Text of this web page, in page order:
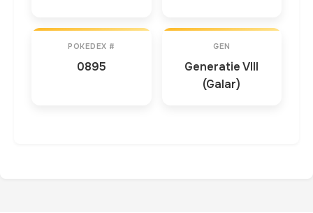
POKEDEX #
0895
GEN
Generatie VIII
(Galar)